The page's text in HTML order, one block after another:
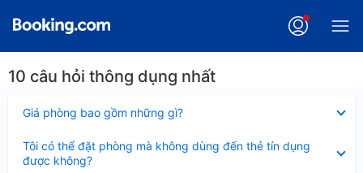
10 câu hỏi thông dụng nhất
Giá phòng bao gồm những gì?
thu
Tôi có thể đặt phòng mà không dùng đến thẻ tín dụng
được không?
thu
gọn